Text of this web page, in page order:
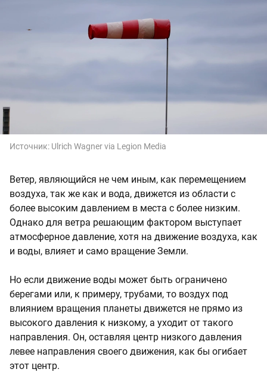
Источник: Ulrich Wagner via Legion Media
Ветер, являющийся не чем иным, как перемещением
воздуха, так же как и вода, движется из области с
более высоким давлением в места с более низким.
Однако для ветра решающим фактором выступает
атмосферное давление, хотя на движение воздуха, как
и воды, влияет и само вращение Земли.
Но если движение воды может быть ограничено
берегами или, к примеру, трубами, то воздух под
влиянием вращения планеты движется не прямо из
высокого давления к низкому, а уходит от такого
направления. Он, оставляя центр низкого давления
левее направления своего движения, как бы огибает
этот центр.